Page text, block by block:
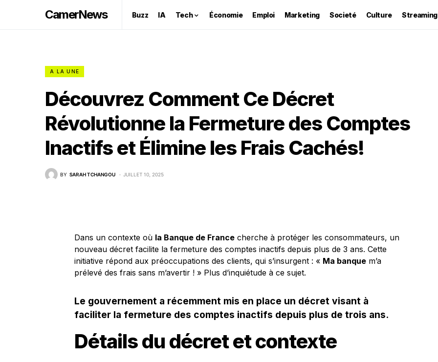
CamerNews Buzz IA Tech Économie Emploi Marketing Societé Culture Streaming
A LA UNE
Découvrez Comment Ce Décret
Révolutionne la Fermeture des Comptes
Inactifs et Élimine les Frais Cachés!
BY SARAH TCHANGOU JUILLET 10, 2025
Dans un contexte où la Banque de France cherche à protéger les consommateurs, un
nouveau décret facilite la fermeture des comptes inactifs depuis plus de 3 ans. Cette
initiative répond aux préoccupations des clients, qui s’insurgent : « Ma banque m’a
prélevé des frais sans m’avertir ! » Plus d’inquiétude à ce sujet.
Le gouvernement a récemment mis en place un décret visant à
faciliter la fermeture des comptes inactifs depuis plus de trois ans.
Détails du décret et contexte